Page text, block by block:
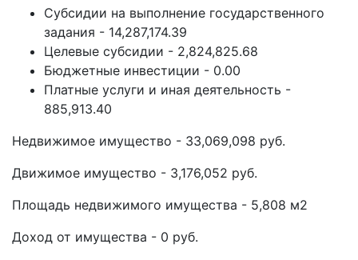
Субсидии на выполнение государственного
задания - 14,287,174.39
Целевые субсидии - 2,824,825.68
Бюджетные инвестиции - 0.00
Платные услуги и иная деятельность -
885,913.40
Недвижимое имущество - 33,069,098 руб.
Движимое имущество - 3,176,052 руб.
Площадь недвижимого имущества - 5,808 м2
Доход от имущества - 0 руб.